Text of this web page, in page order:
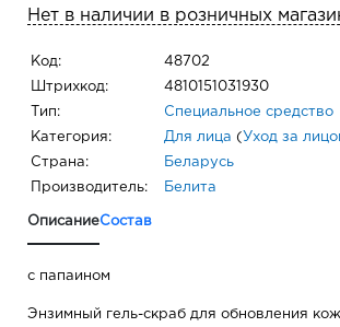
Нет в наличии в розничных
Код: 48702
Штрихкод: 4810151031930
Тип: Специальное средство
Категория: Для лица ( Уход за
Страна: Беларусь
Производитель: Белита
ОписаниеСостав
с папаином
Энзимный гель-скраб для обновления